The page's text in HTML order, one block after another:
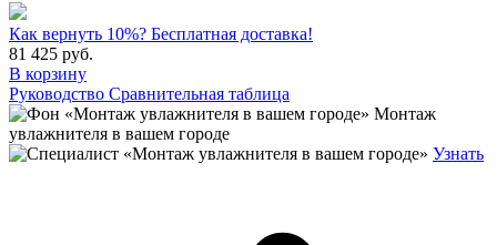
Как вернуть 10%? Бесплатная доставка!
81 425 руб.
В корзину
Руководство Сравнительная таблица
Монтаж
увлажнителя в вашем городе
Узнать